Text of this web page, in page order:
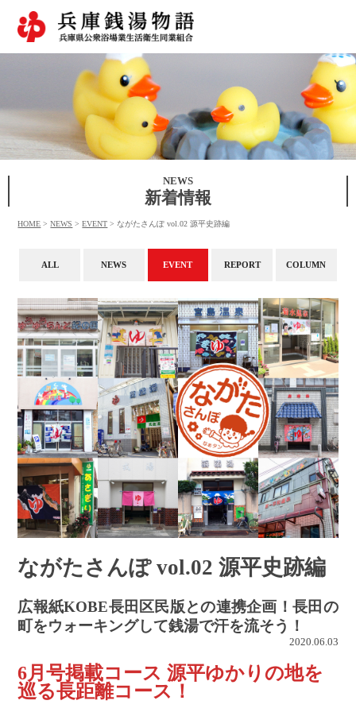
NEWS
新着情報
HOME >NEWS >EVENT >ながたさんぽ vol.02 源平史跡編
ALL NEWS EVENT REPORT COLUMN
ながたさんぽ vol.02 源平史跡編
広報紙KOBE長田区民版との連携企画！長田の
町をウォーキングして銭湯で汗を流そう！
2020.06.03
6月号掲載コース 源平ゆかりの地を
巡る長距離コース！